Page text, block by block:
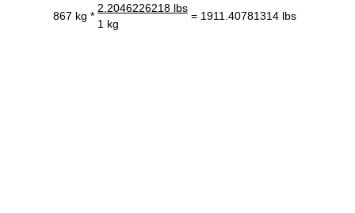
867 kg *
2.2046226218 lbs
= 1911.40781314 lbs
1 kg